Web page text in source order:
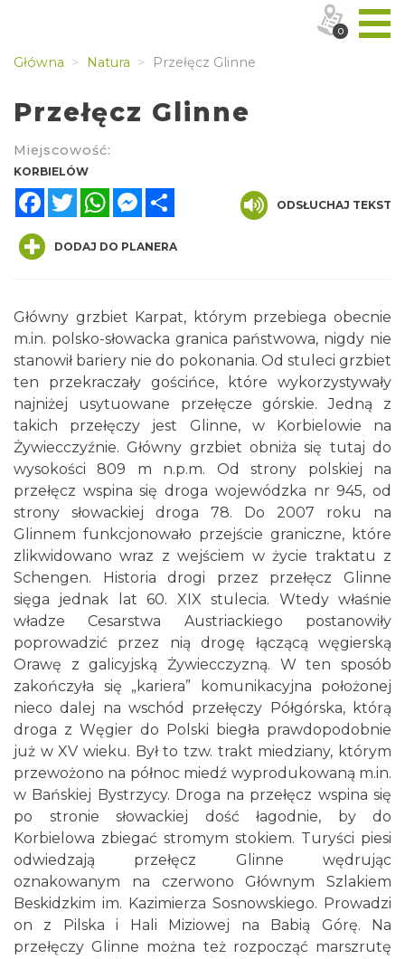
Główna Natura Przełęcz Glinne
Przełęcz Glinne
Miejscowość:
KORBIELÓW
FacebookTwitterWhatsAppMessenger
ODSŁUCHAJ TEKST
DODAJ DO PLANERA
Główny grzbiet Karpat, którym przebiega obecnie
m.in. polsko-słowacka granica państwowa, nigdy nie
stanowił bariery nie do pokonania. Od stuleci grzbiet
ten przekraczały gościńce, które wykorzystywały
najniżej usytuowane przełęcze górskie. Jedną z
takich przełęczy jest Glinne, w Korbielowie na
Żywiecczyźnie. Główny grzbiet obniża się tutaj do
wysokości 809 m n.p.m. Od strony polskiej na
przełęcz wspina się droga wojewódzka nr 945, od
strony słowackiej droga 78. Do 2007 roku na
Glinnem funkcjonowało przejście graniczne, które
zlikwidowano wraz z wejściem w życie traktatu z
Schengen. Historia drogi przez przełęcz Glinne
sięga jednak lat 60. XIX stulecia. Wtedy właśnie
władze Cesarstwa Austriackiego postanowiły
poprowadzić przez nią drogę łączącą węgierską
Orawę z galicyjską Żywiecczyzną. W ten sposób
zakończyła się „kariera” komunikacyjna położonej
nieco dalej na wschód przełęczy Półgórska, którą
droga z Węgier do Polski biegła prawdopodobnie
już w XV wieku. Był to tzw. trakt miedziany, którym
przewożono na północ miedź wyprodukowaną m.in.
w Bańskiej Bystrzycy. Droga na przełęcz wspina się
po stronie słowackiej dość łagodnie, by do
Korbielowa zbiegać stromym stokiem. Turyści piesi
odwiedzają przełęcz Glinne wędrując
oznakowanym na czerwono Głównym Szlakiem
Beskidzkim im. Kazimierza Sosnowskiego. Prowadzi
on z Pilska i Hali Miziowej na Babią Górę. Na
przełęczy Glinne można też rozpocząć marszrutę
0